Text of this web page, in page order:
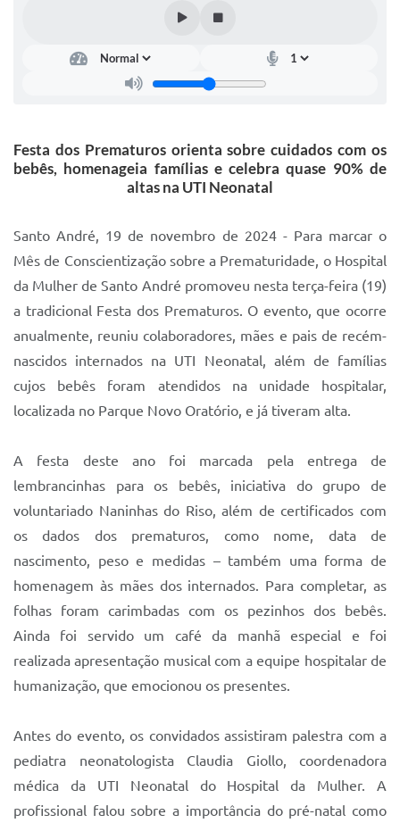
Legislação
Lei de acesso à informação
Mobilidade Urbana Sustentável
Passe Escolar
Parque Escola
Quadra Fiscal
Sistema Colab
Festa dos Prematuros orienta sobre cuidados com os
bebês, homenageia famílias e celebra quase 90% de
altas na UTI Neonatal
Santo André, 19 de novembro de 2024 - Para marcar o
Mês de Conscientização sobre a Prematuridade, o Hospital
da Mulher de Santo André promoveu nesta terça-feira (19)
a tradicional Festa dos Prematuros. O evento, que ocorre
anualmente, reuniu colaboradores, mães e pais de recém-
nascidos internados na UTI Neonatal, além de famílias
cujos bebês foram atendidos na unidade hospitalar,
localizada no Parque Novo Oratório, e já tiveram alta.
A festa deste ano foi marcada pela entrega de
lembrancinhas para os bebês, iniciativa do grupo de
voluntariado Naninhas do Riso, além de certificados com
os dados dos prematuros, como nome, data de
nascimento, peso e medidas – também uma forma de
homenagem às mães dos internados. Para completar, as
folhas foram carimbadas com os pezinhos dos bebês.
Ainda foi servido um café da manhã especial e foi
realizada apresentação musical com a equipe hospitalar de
humanização, que emocionou os presentes.
Antes do evento, os convidados assistiram palestra com a
pediatra neonatologista Claudia Giollo, coordenadora
médica da UTI Neonatal do Hospital da Mulher. A
profissional falou sobre a importância do pré-natal como